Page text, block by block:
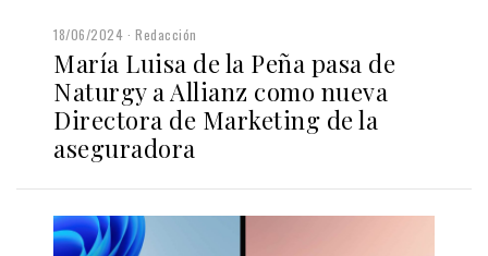
18/06/2024 Redacción
María Luisa de la Peña pasa de
Naturgy a Allianz como nueva
Directora de Marketing de la
aseguradora